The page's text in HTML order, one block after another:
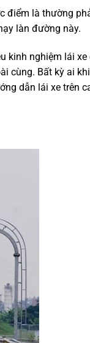
điểm là thường
làn đường này.
kinh nghiệm lái
cùng. Bất kỳ ai
dẫn lái xe trên